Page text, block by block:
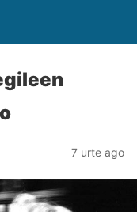
7 urte ago